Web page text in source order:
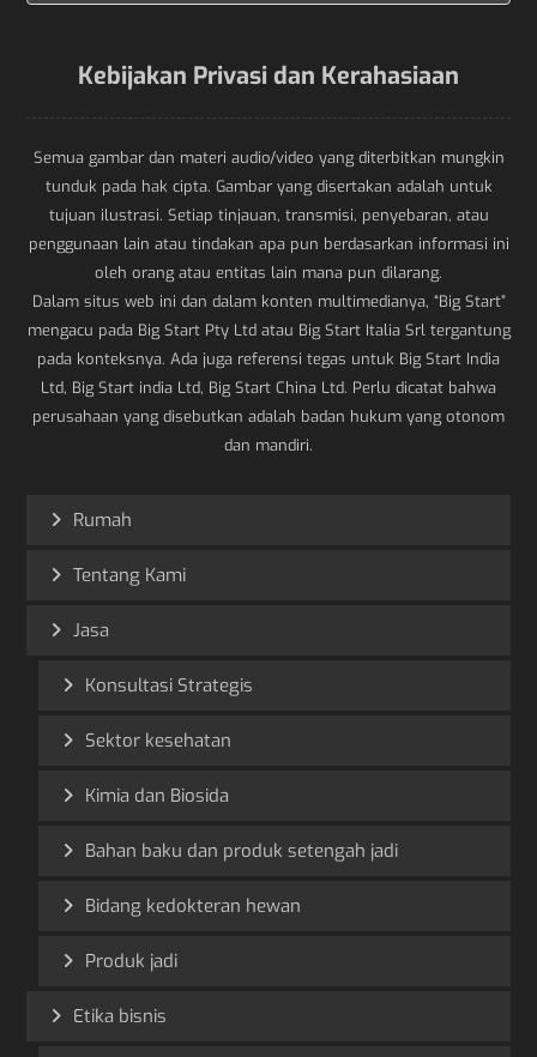
Kebijakan Privasi dan Kerahasiaan
Semua gambar dan materi audio/video yang diterbitkan mungkin
tunduk pada hak cipta. Gambar yang disertakan adalah untuk
tujuan ilustrasi. Setiap tinjauan, transmisi, penyebaran, atau
penggunaan lain atau tindakan apa pun berdasarkan informasi ini
oleh orang atau entitas lain mana pun dilarang.
Dalam situs web ini dan dalam konten multimedianya, “Big Start”
mengacu pada Big Start Pty Ltd atau Big Start Italia Srl tergantung
pada konteksnya. Ada juga referensi tegas untuk Big Start India
Ltd, Big Start india Ltd, Big Start China Ltd. Perlu dicatat bahwa
perusahaan yang disebutkan adalah badan hukum yang otonom
dan mandiri.
Rumah
Tentang Kami
Jasa
Konsultasi Strategis
Sektor kesehatan
Kimia dan Biosida
Bahan baku dan produk setengah jadi
Bidang kedokteran hewan
Produk jadi
Etika bisnis